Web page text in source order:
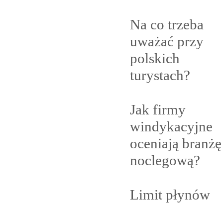
Na co trzeba
uważać przy
polskich
turystach?
Jak firmy
windykacyjne
oceniają branżę
noclegową?
Limit płynów